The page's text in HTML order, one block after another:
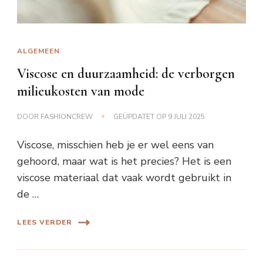
ALGEMEEN
Viscose en duurzaamheid: de verborgen
milieukosten van mode
DOOR FASHIONCREW GEÜPDATET OP 9 JULI 2025
Viscose, misschien heb je er wel eens van
gehoord, maar wat is het precies? Het is een
viscose materiaal dat vaak wordt gebruikt in
de …
LEES VERDER